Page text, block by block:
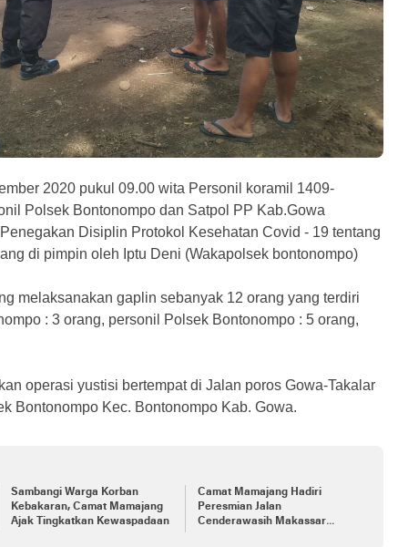
2020 pukul 09.00 wita Personil koramil 1409-
Polsek Bontonompo dan Satpol PP Kab.Gowa
Disiplin Protokol Kesehatan Covid - 19 tentang
di pimpin oleh Iptu Deni (Wakapolsek bontonompo)
melaksanakan gaplin sebanyak 12 orang yang terdiri
: 3 orang, personil Polsek Bontonompo : 5 orang,
operasi yustisi bertempat di Jalan poros Gowa-Takalar
Bontonompo Kec. Bontonompo Kab. Gowa.
Sambangi Warga Korban
Kebakaran, Camat Mamajang
Ajak Tingkatkan Kewaspadaan
Camat Mamajang Hadiri
Peresmian Jalan
Cenderawasih Makassar